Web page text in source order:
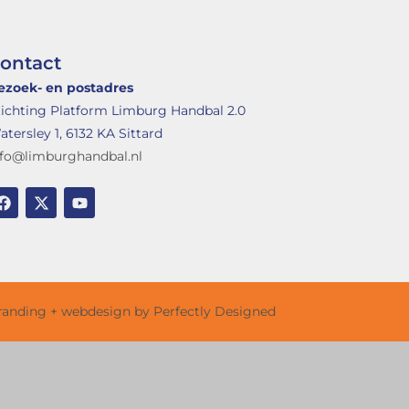
en postadres
Platform Limburg Handbal 2.0
1, 6132 KA Sittard
+ webdesign by Perfectly Designed